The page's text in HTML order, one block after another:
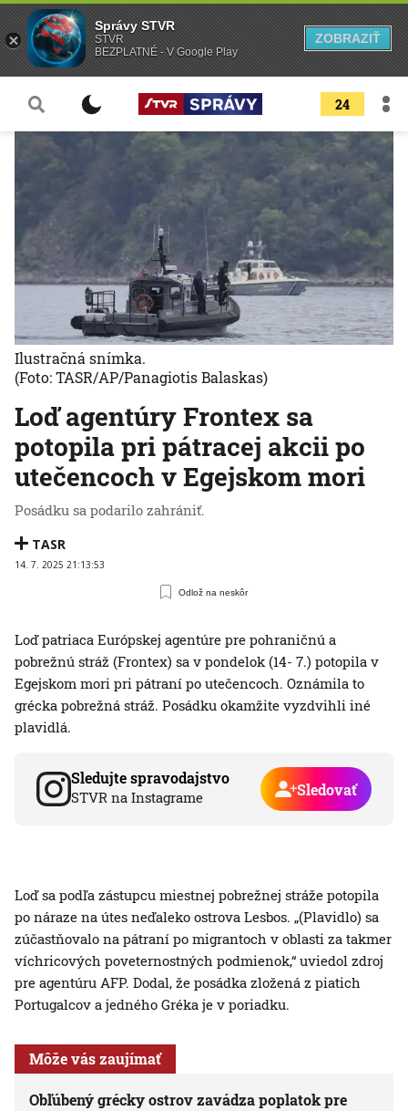
24
Loď agentúry Frontex sa
potopila pri pátracej akcii po
utečencoch v Egejskom mori
Posádku sa podarilo zahrániť.
TASR
14. 7. 2025 21:13:53
Odlož na neskôr
Ilustračná snímka.
(Foto: TASR/AP/Panagiotis Balaskas)
Loď patriaca Európskej agentúre pre pohraničnú a
pobrežnú stráž (Frontex) sa v pondelok (14- 7.) potopila v
Egejskom mori pri pátraní po utečencoch. Oznámila to
grécka pobrežná stráž. Posádku okamžite vyzdvihli iné
plavidlá.
Sledujte spravodajstvo
STVR na Instagrame Sledovať
Loď sa podľa zástupcu miestnej pobrežnej stráže potopila
po náraze na útes neďaleko ostrova Lesbos. „(Plavidlo) sa
zúčastňovalo na pátraní po migrantoch v oblasti za takmer
víchricových poveternostných podmienok,“ uviedol zdroj
pre agentúru AFP. Dodal, že posádka zložená z piatich
Portugalcov a jedného Gréka je v poriadku.
Môže vás zaujímať
Obľúbený grécky ostrov zavádza poplatok pre
Správy STVR
STVR
BEZPLATNÉ - V Google Play
ZOBRAZIŤ